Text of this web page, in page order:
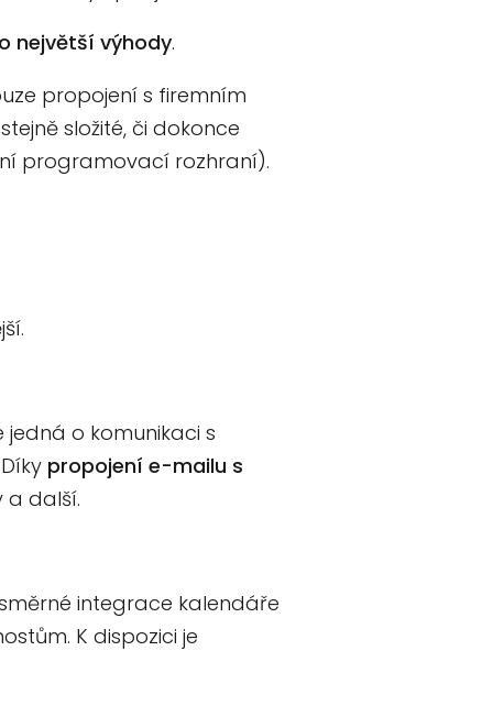
největší výhody.
propojení s firemním
složité, či dokonce
programovací rozhraní).
o komunikaci s
propojení e-mailu s
a další.
integrace kalendáře
K dispozici je